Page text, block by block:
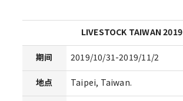
LIVESTOCK TAIWAN 2019
期间 2019/10/31-2019/11/2
地点 Taipei, Taiwan.